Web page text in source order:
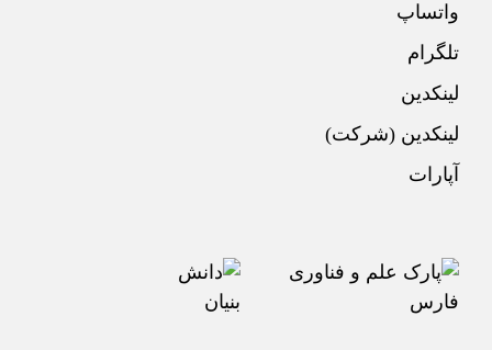
واتساپ
تلگرام
لینکدین
لینکدین (شرکت)
آپارات